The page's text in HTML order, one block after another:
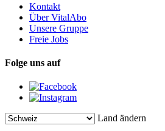
Kontakt
Über VitalAbo
Unsere Gruppe
Freie Jobs
Folge uns auf
Land ändern